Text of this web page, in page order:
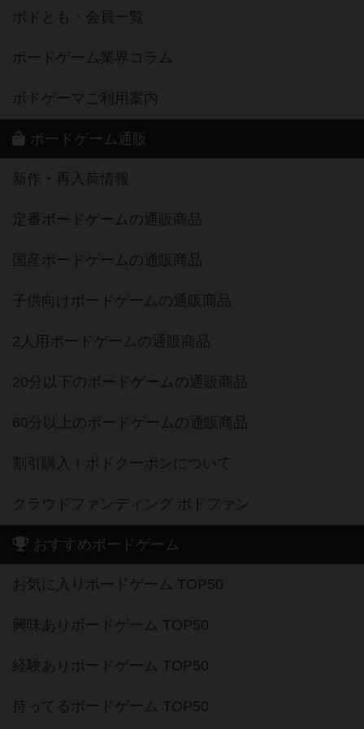
ボドとも・会員一覧
ボードゲーム業界コラム
ボドゲーマご利用案内
ボードゲーム通販
新作・再入荷情報
定番ボードゲームの通販商品
国産ボードゲームの通販商品
子供向けボードゲームの通販商品
2人用ボードゲームの通販商品
20分以下のボードゲームの通販商品
60分以上のボードゲームの通販商品
割引購入！ボドクーポンについて
クラウドファンディング ボドファン
おすすめボードゲーム
お気に入りボードゲーム TOP50
興味ありボードゲーム TOP50
経験ありボードゲーム TOP50
持ってるボードゲーム TOP50